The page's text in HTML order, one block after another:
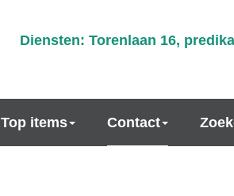
Diensten: Torenlaan 16,
Top items Contact